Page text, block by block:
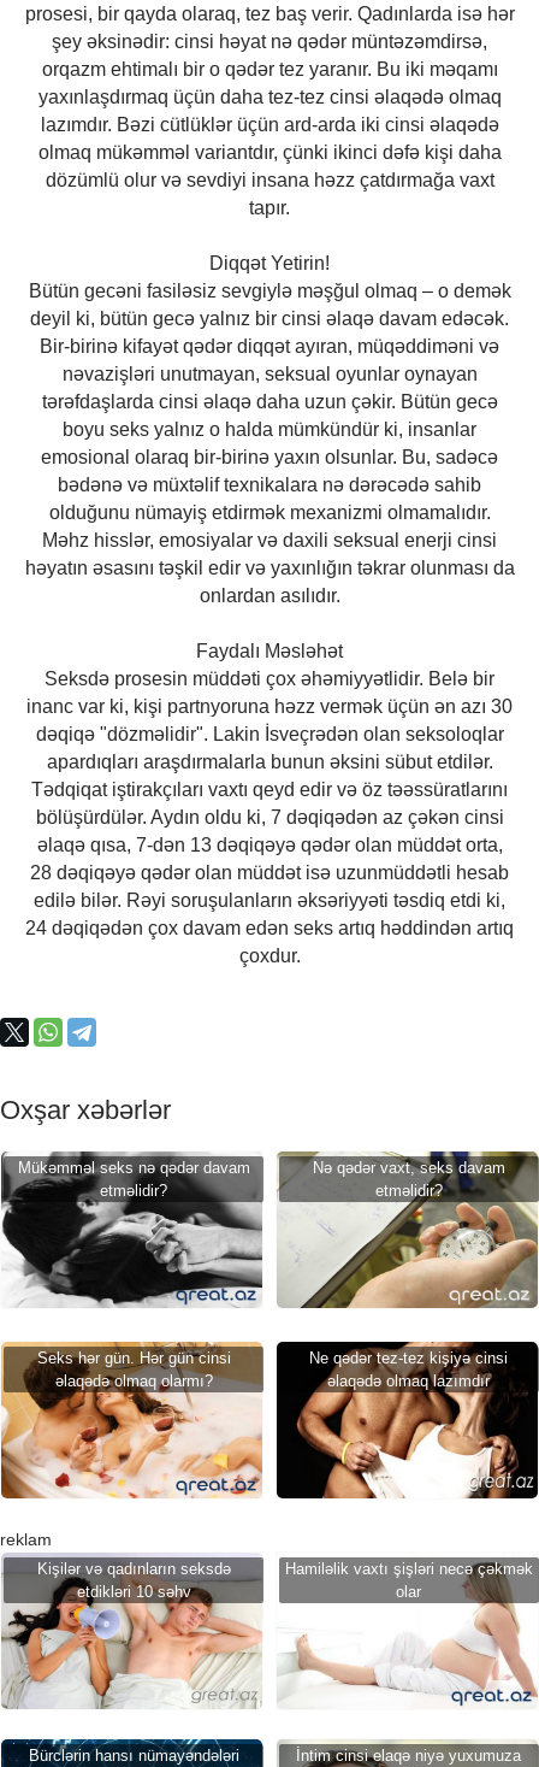
prosesi, bir qayda olaraq, tez baş verir. Qadınlarda isə hər
şey əksinədir: cinsi həyat nə qədər müntəzəmdirsə,
orqazm ehtimalı bir o qədər tez yaranır. Bu iki məqamı
yaxınlaşdırmaq üçün daha tez-tez cinsi əlaqədə olmaq
lazımdır. Bəzi cütlüklər üçün ard-arda iki cinsi əlaqədə
olmaq mükəmməl variantdır, çünki ikinci dəfə kişi daha
dözümlü olur və sevdiyi insana həzz çatdırmağa vaxt
tapır.
Diqqət Yetirin!
Bütün gecəni fasiləsiz sevgiylə məşğul olmaq – o demək
deyil ki, bütün gecə yalnız bir cinsi əlaqə davam edəcək.
Bir-birinə kifayət qədər diqqət ayıran, müqəddiməni və
nəvazişləri unutmayan, seksual oyunlar oynayan
tərəfdaşlarda cinsi əlaqə daha uzun çəkir. Bütün gecə
boyu seks yalnız o halda mümkündür ki, insanlar
emosional olaraq bir-birinə yaxın olsunlar. Bu, sadəcə
bədənə və müxtəlif texnikalara nə dərəcədə sahib
olduğunu nümayiş etdirmək mexanizmi olmamalıdır.
Məhz hisslər, emosiyalar və daxili seksual enerji cinsi
həyatın əsasını təşkil edir və yaxınlığın təkrar olunması da
onlardan asılıdır.
Faydalı Məsləhət
Seksdə prosesin müddəti çox əhəmiyyətlidir. Belə bir
inanc var ki, kişi partnyoruna həzz vermək üçün ən azı 30
dəqiqə "dözməlidir". Lakin İsveçrədən olan seksoloqlar
apardıqları araşdırmalarla bunun əksini sübut etdilər.
Tədqiqat iştirakçıları vaxtı qeyd edir və öz təəssüratlarını
bölüşürdülər. Aydın oldu ki, 7 dəqiqədən az çəkən cinsi
əlaqə qısa, 7-dən 13 dəqiqəyə qədər olan müddət orta,
28 dəqiqəyə qədər olan müddət isə uzunmüddətli hesab
edilə bilər. Rəyi soruşulanların əksəriyyəti təsdiq etdi ki,
24 dəqiqədən çox davam edən seks artıq həddindən artıq
çoxdur.
Oxşar xəbərlər
Mükəmməl seks nə qədər davam
etməlidir?
Nə qədər vaxt, seks davam
etməlidir?
Seks hər gün. Hər gün cinsi
əlaqədə olmaq olarmı?
Ne qədər tez-tez kişiyə cinsi
əlaqədə olmaq lazımdır
reklam
Kişilər və qadınların seksdə
etdikləri 10 səhv
Hamiləlik vaxtı şişləri necə çəkmək
olar
Bürclərin hansı nümayəndələri
İntim cinsi elaqə niyə yuxumuza